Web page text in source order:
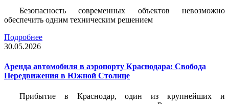
Безопасность современных объектов невозможно
обеспечить одним техническим решением
Подробнее
30.05.2026
Аренда автомобиля в аэропорту Краснодара: Свобода
Передвижения в Южной Столице
Прибытие в Краснодар, один из крупнейших и